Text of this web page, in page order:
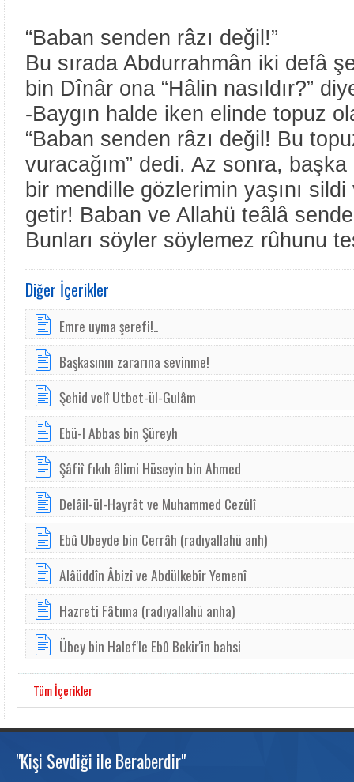
“Baban senden râzı değil!”
Bu sırada Abdurrahmân iki defâ
bin Dînâr ona “Hâlin nasıldır?”
-Baygın halde iken elinde topuz
“Baban senden râzı değil! Bu
vuracağım” dedi. Az sonra,
bir mendille gözlerimin yaşını
getir! Baban ve Allahü teâlâ
Bunları söyler söylemez rûhunu
Diğer İçerikler
Emre uyma şerefi!..
Başkasının zararına sevinme!
Şehid velî Utbet-ül-Gulâm
Ebü-l Abbas bin Şüreyh
Şâfiî fıkıh âlimi Hüseyin bin Ahmed
Delâil-ül-Hayrât ve Muhammed Cezûlî
Ebû Ubeyde bin Cerrâh (radıyallahü anh)
Alâüddîn Âbizî ve Abdülkebîr Yemenî
Hazreti Fâtıma (radıyallahü anha)
Übey bin Halef'le Ebû Bekir'in bahsi
Tüm İçerikler
"Kişi Sevdiği ile Beraberdir"